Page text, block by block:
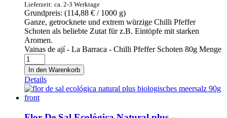
Lieferzeit: ca. 2-3 Werktage
Grundpreis: (114,88 € / 1000 g)
Ganze, getrocknete und extrem würzige Chilli Pfeffer
Schoten als beliebte Zutat für z.B. Eintöpfe mit starken
Aromen.
Vainas de ají - La Barraca - Chilli Pfeffer Schoten 80g Menge
In den Warenkorb
Details